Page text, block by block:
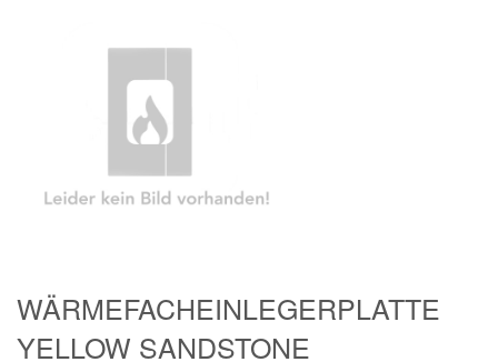
WÄRMEFACHEINLEGERPLATTE
YELLOW SANDSTONE